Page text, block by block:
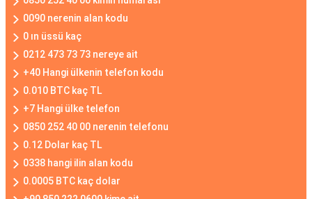
0090 nerenin alan kodu
0 ın üssü kaç
0212 473 73 73 nereye ait
+40 Hangi ülkenin telefon kodu
0.010 BTC kaç TL
+7 Hangi ülke telefon
0850 252 40 00 nerenin telefonu
0.12 Dolar kaç TL
0338 hangi ilin alan kodu
0.0005 BTC kaç dolar